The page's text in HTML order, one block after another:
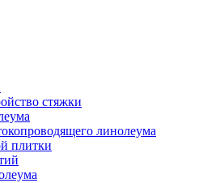
стяжки
линолеума
плитки